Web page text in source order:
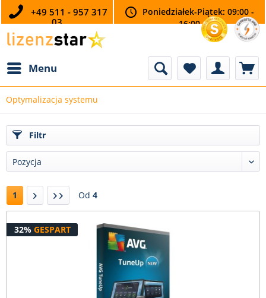
+49 511 - 957 317
03
Poniedziałek-Piątek: 09:00 -
16:00
Menu
Optymalizacja systemu
Filtr
1 Od 4
32% GESPART